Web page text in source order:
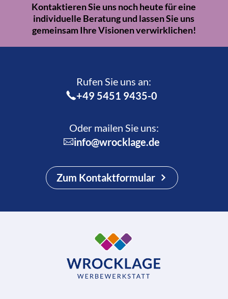
Kontaktieren Sie uns noch heute für eine
individuelle Beratung und lassen Sie uns
gemeinsam Ihre Visionen verwirklichen!
Rufen Sie uns an:­
+49 5451 9435-0
Oder mailen Sie uns:
info@wrocklage.de
Zum Kontaktformular